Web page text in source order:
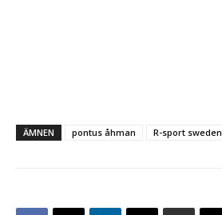
ÄMNEN pontus åhman R-sport sweden